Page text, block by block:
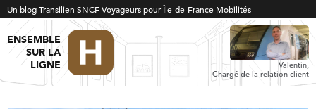
Un blog Transilien SNCF Voyageurs pour Île-de-France Mobilités
ENSEMBLE
SUR LA
LIGNE
Valentin,
Chargé de la relation client